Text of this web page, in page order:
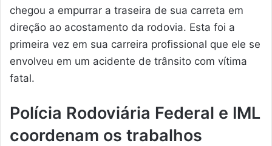
chegou a empurrar a traseira de sua carreta em
direção ao acostamento da rodovia. Esta foi a
primeira vez em sua carreira profissional que ele se
envolveu em um acidente de trânsito com vítima
fatal.
Polícia Rodoviária Federal e IML
coordenam os trabalhos